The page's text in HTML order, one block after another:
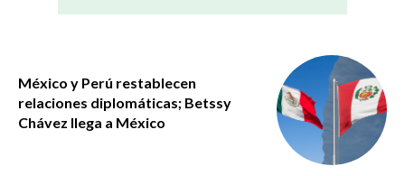
México y Perú restablecen
relaciones diplomáticas; Betssy
Chávez llega a México